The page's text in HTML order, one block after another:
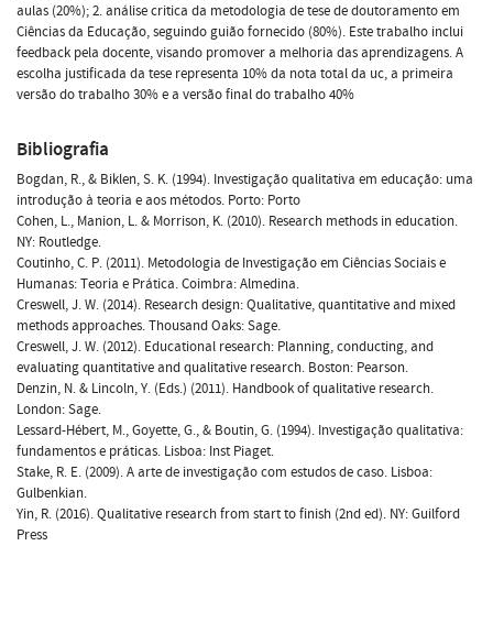
aulas (20%); 2. análise critica da metodologia de tese de doutoramento em
Ciências da Educação, seguindo guião fornecido (80%). Este trabalho inclui
feedback pela docente, visando promover a melhoria das aprendizagens. A
escolha justificada da tese representa 10% da nota total da uc, a primeira
versão do trabalho 30% e a versão final do trabalho 40%
Bibliografia
Bogdan, R., & Biklen, S. K. (1994). Investigação qualitativa em educação: uma
introdução à teoria e aos métodos. Porto: Porto
Cohen, L., Manion, L. & Morrison, K. (2010). Research methods in education.
NY: Routledge.
Coutinho, C. P. (2011). Metodologia de Investigação em Ciências Sociais e
Humanas: Teoria e Prática. Coimbra: Almedina.
Creswell, J. W. (2014). Research design: Qualitative, quantitative and mixed
methods approaches. Thousand Oaks: Sage.
Creswell, J. W. (2012). Educational research: Planning, conducting, and
evaluating quantitative and qualitative research. Boston: Pearson.
Denzin, N. & Lincoln, Y. (Eds.) (2011). Handbook of qualitative research.
London: Sage.
Lessard-Hébert, M., Goyette, G., & Boutin, G. (1994). Investigação qualitativa:
fundamentos e práticas. Lisboa: Inst Piaget.
Stake, R. E. (2009). A arte de investigação com estudos de caso. Lisboa:
Gulbenkian.
Yin, R. (2016). Qualitative research from start to finish (2nd ed). NY: Guilford
Press